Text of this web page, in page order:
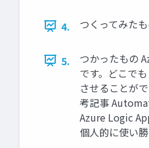
4. つくってみた
5.
つかったもの
です。どこで
させることが
考記事
Azure Logic
個人的に使い